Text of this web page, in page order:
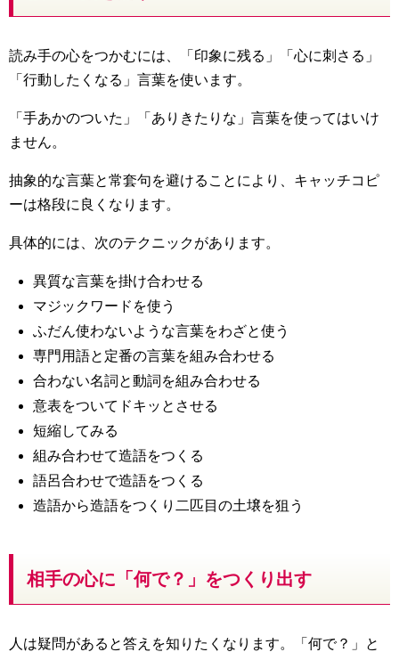
読み手の心をつかむには、「印象に残る」「心に刺さる」
「行動したくなる」言葉を使います。
「手あかのついた」「ありきたりな」言葉を使ってはいけ
ません。
抽象的な言葉と常套句を避けることにより、キャッチコピ
ーは格段に良くなります。
具体的には、次のテクニックがあります。
異質な言葉を掛け合わせる
マジックワードを使う
ふだん使わないような言葉をわざと使う
専門用語と定番の言葉を組み合わせる
合わない名詞と動詞を組み合わせる
意表をついてドキッとさせる
短縮してみる
組み合わせて造語をつくる
語呂合わせで造語をつくる
造語から造語をつくり二匹目の土壌を狙う
相手の心に「何で？」をつくり出す
人は疑問があると答えを知りたくなります。「何で？」と